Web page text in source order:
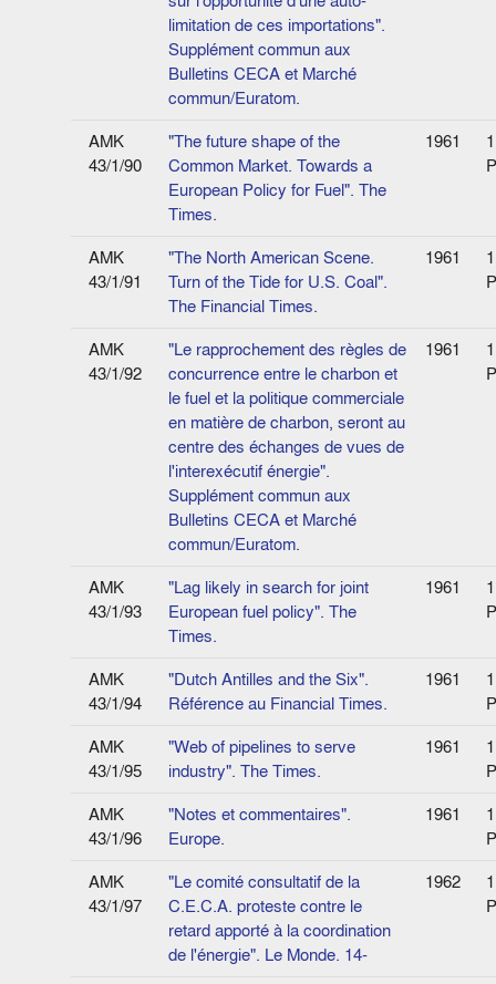
limitation de ces importations".
Supplément commun aux
Bulletins CECA et Marché
commun/Euratom.
AMK
43/1/90
"The future shape of the
Common Market. Towards a
European Policy for Fuel". The
Times.
1961
1
AMK
43/1/91
"The North American Scene.
Turn of the Tide for U.S. Coal".
The Financial Times.
1961
1
AMK
43/1/92
"Le rapprochement des règles de
concurrence entre le charbon et
le fuel et la politique commerciale
en matière de charbon, seront au
centre des échanges de vues de
l'interexécutif énergie".
Supplément commun aux
Bulletins CECA et Marché
commun/Euratom.
1961
1
AMK
43/1/93
"Lag likely in search for joint
European fuel policy". The
Times.
1961
1
AMK
43/1/94
"Dutch Antilles and the Six".
Référence au Financial Times.
1961
1
AMK
43/1/95
"Web of pipelines to serve
industry". The Times.
1961
1
AMK
43/1/96
"Notes et commentaires".
Europe.
1961
1
AMK
43/1/97
"Le comité consultatif de la
C.E.C.A. proteste contre le
retard apporté à la coordination
de l'énergie". Le Monde. 14-
1962
1